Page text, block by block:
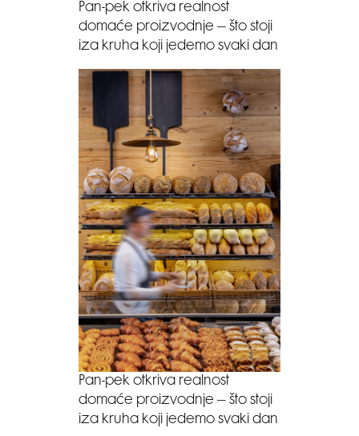
Pan-pek otkriva realnost
domaće proizvodnje – što stoji
iza kruha koji jedemo svaki dan
Pan-pek otkriva realnost
domaće proizvodnje – što stoji
iza kruha koji jedemo svaki dan